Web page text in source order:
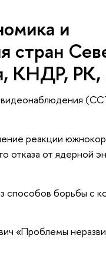
и
стран
КНДР,
реакции
отказа от ядерной
способов борьбы с
«Проблемы